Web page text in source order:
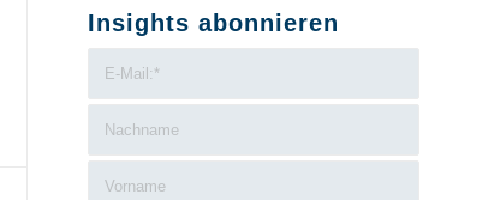
Insights abonnieren